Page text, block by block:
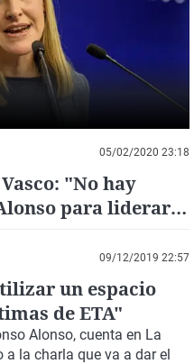
05/02/2020 23:18
"No hay
para liderar
09/12/2019 22:57
un espacio
de ETA"
Alonso, cuenta en La
la charla que va a dar el